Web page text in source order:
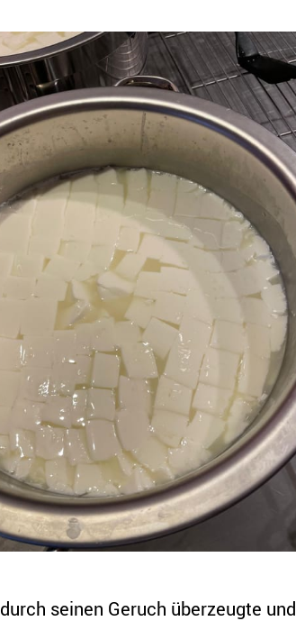
durch seinen Geruch überzeugte und